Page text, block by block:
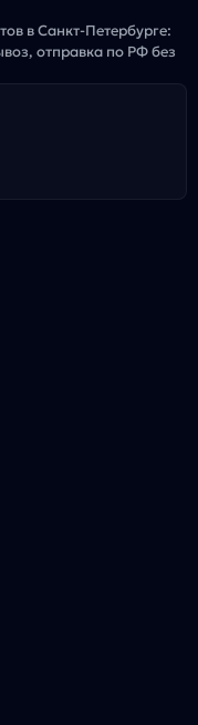
в Санкт-Петербурге:
отправка по РФ без